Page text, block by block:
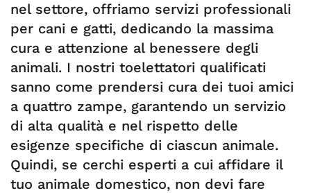
nel settore, offriamo servizi professionali
per cani e gatti, dedicando la massima
cura e attenzione al benessere degli
animali. I nostri toelettatori qualificati
sanno come prendersi cura dei tuoi amici
a quattro zampe, garantendo un servizio
di alta qualità e nel rispetto delle
esigenze specifiche di ciascun animale.
Quindi, se cerchi esperti a cui affidare il
tuo animale domestico, non devi fare